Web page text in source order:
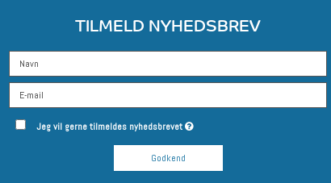
TILMELD NYHEDSBREV
Jeg vil gerne tilmeldes nyhedsbrevet
Godkend